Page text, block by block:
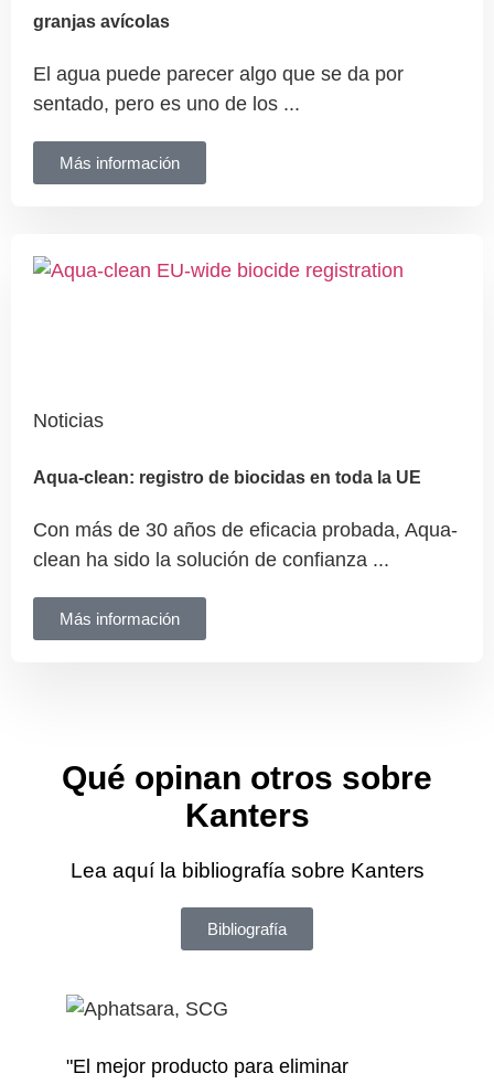
granjas avícolas
El agua puede parecer algo que se da por
sentado, pero es uno de los ...
Más información
Noticias
Aqua-clean: registro de biocidas en toda la UE
Con más de 30 años de eficacia probada, Aqua-
clean ha sido la solución de confianza ...
Más información
Qué opinan otros sobre
Kanters
Lea aquí la bibliografía sobre Kanters
Bibliografía
"El mejor producto para eliminar